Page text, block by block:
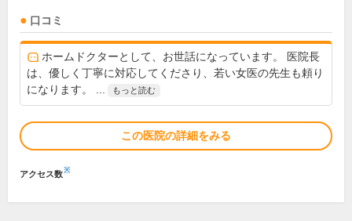
口コミ
ホームドクターとして、お世話になっています。 医院長
は、優しく丁寧に対応してくださり、若い女医の先生も頼り
になります。 ...
もっと読む
この医院の詳細をみる
アクセス数※